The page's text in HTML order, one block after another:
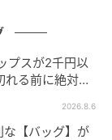
いうのは発
し、3連のビ
ね。それに
プスが2千円以
る前に絶対買
2026.8.6
な【バッグ】が